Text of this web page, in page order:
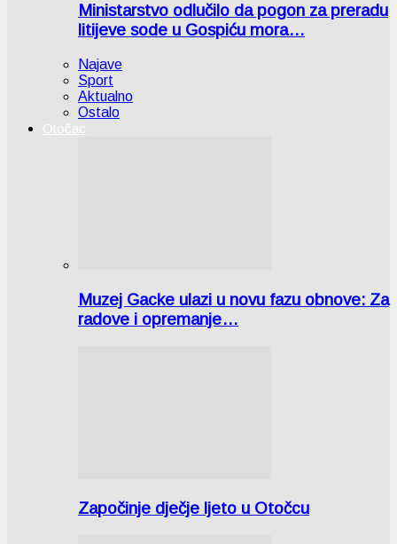
Ministarstvo odlučilo da pogon za preradu
litijeve sode u Gospiću mora…
Najave
Sport
Aktualno
Ostalo
Otočac
Muzej Gacke ulazi u novu fazu obnove: Za
radove i opremanje…
Započinje dječje ljeto u Otočcu